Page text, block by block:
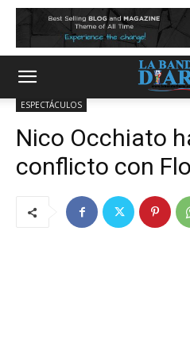
ESPECTÁCULOS
Nico Occhiato
conflicto con